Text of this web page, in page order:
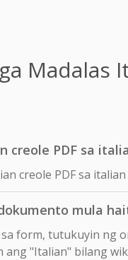
Madalas
creole PDF sa
creole PDF sa
mula
form, tutukuyin ng
ang "Italian" bilang